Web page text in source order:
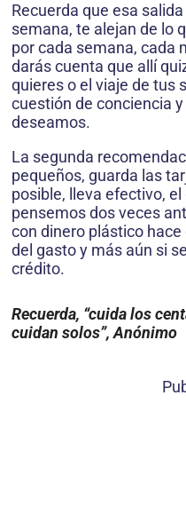
Recuerda que esa
semana, te alejan de lo
por cada semana, cada
darás cuenta que allí
quieres o el viaje de tus
cuestión de conciencia
deseamos.
La segunda
pequeños, guarda las
posible, lleva efectivo,
pensemos dos veces
con dinero plástico
del gasto y más aún si
crédito.
Recuerda, “cuida los
cuidan solos”, Anónimo